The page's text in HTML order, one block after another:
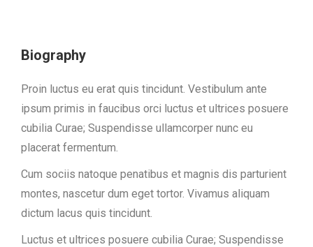
Biography
Proin luctus eu erat quis tincidunt. Vestibulum ante
ipsum primis in faucibus orci luctus et ultrices posuere
cubilia Curae; Suspendisse ullamcorper nunc eu
placerat fermentum.
Cum sociis natoque penatibus et magnis dis parturient
montes, nascetur dum eget tortor. Vivamus aliquam
dictum lacus quis tincidunt.
Luctus et ultrices posuere cubilia Curae; Suspendisse